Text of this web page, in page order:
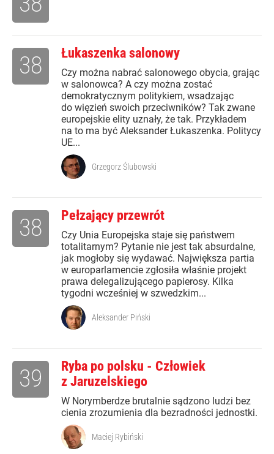
Łukaszenka salonowy
Czy można nabrać salonowego obycia, grając
w salonowca? A czy można zostać
demokratycznym politykiem, wsadzając
do więzień swoich przeciwników? Tak zwane
europejskie elity uznały, że tak. Przykładem
na to ma być Aleksander Łukaszenka. Politycy
UE...
38
Grzegorz Ślubowski
Pełzający przewrót
Czy Unia Europejska staje się państwem
totalitarnym? Pytanie nie jest tak absurdalne,
jak mogłoby się wydawać. Największa partia
w europarlamencie zgłosiła właśnie projekt
prawa delegalizującego papierosy. Kilka
tygodni wcześniej w szwedzkim...
38
Aleksander Piński
Ryba po polsku - Człowiek
z Jaruzelskiego
W Norymberdze brutalnie sądzono ludzi bez
cienia zrozumienia dla bezradności jednostki.
39
Maciej Rybiński